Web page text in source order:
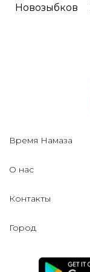
Новозыбков
Время Намаза
О нас
Контакты
Город